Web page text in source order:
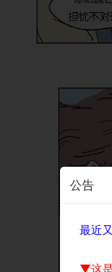
公告
最近
▼这